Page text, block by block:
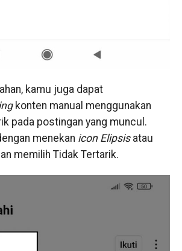
kamu juga dapat
konten manual menggunakan
pada postingan yang muncul.
menekan icon Elipsis atau
memilih Tidak Tertarik.